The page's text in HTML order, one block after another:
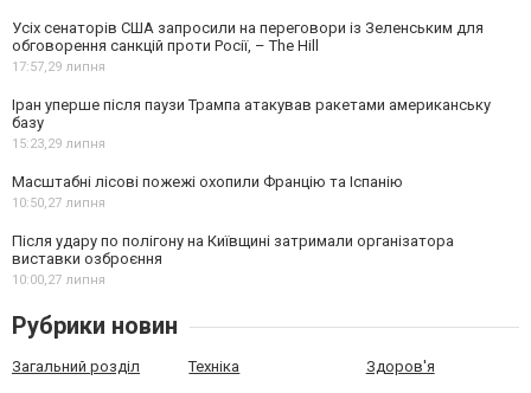
Усіх сенаторів США запросили на переговори із Зеленським для
обговорення санкцій проти Росії, – The Hill
17:57,29 липня
Іран уперше після паузи Трампа атакував ракетами американську
базу
15:23,29 липня
Масштабні лісові пожежі охопили Францію та Іспанію
10:50,27 липня
Після удару по полігону на Київщині затримали організатора
виставки озброєння
10:00,27 липня
Рубрики новин
Загальний розділ Техніка Здоров'я